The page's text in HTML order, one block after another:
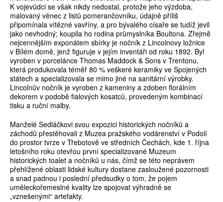
K vojevůdci se však nikdy nedostal, protože jeho výzdoba,
malovaný věnec z listů pomerančovníku, údajně příliš
připomínala vítězné vavříny, a pro bývalého císaře se tudíž jevil
jako nevhodný; koupila ho rodina průmyslníka Boultona. Zřejmě
nejcennějším exponátem sbírky je nočník z Lincolnovy ložnice
v Bílém domě, jenž figuruje v jejím inventáři od roku 1892. Byl
vyroben v porcelánce Thomas Maddock & Sons v Trentonu,
která produkovala téměř 80 % veškeré keramiky ve Spojených
státech a specializovala se mimo jiné na sanitární výrobky.
Lincolnův nočník je vyroben z kameniny a zdoben florálním
dekorem v podobě fialových kosatců, provedeným kombinací
tisku a ruční malby.
Manželé Sedláčkovi svou expozici historických nočníků a
záchodů přestěhovali z Muzea pražského vodárenství v Podolí
do prostor tvrze v Třebotově ve středních Čechách, kde 1. října
letošního roku otevřou první specializované Muzeum
historických toalet a nočníků u nás, čímž se této neprávem
přehlížené oblasti lidské kultury dostane zasloužené pozornosti
a snad padnou i poslední předsudky o tom, že pojem
uměleckořemeslné kvality lze spojovat výhradně se
„vznešenými“ artefakty.